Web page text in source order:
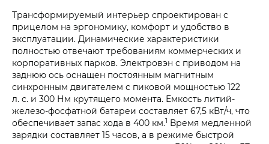
Трансформируемый интерьер спроектирован с
прицелом на эргономику, комфорт и удобство в
эксплуатации. Динамические характеристики
полностью отвечают требованиям коммерческих и
корпоративных парков. Электровэн с приводом на
заднюю ось оснащен постоянным магнитным
синхронным двигателем с пиковой мощностью 122
л. с. и 300 Нм крутящего момента. Емкость литий-
железо-фосфатной батареи составляет 67,5 кВт/ч, что
обеспечивает запас хода в 400 км.1 Время медленной
зарядки составляет 15 часов, а в режиме быстрой